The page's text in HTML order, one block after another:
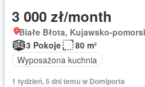
3 000 zł/month
Białe Błota, Kujawsko-
3 Pokoje
80 m²
Wyposażona kuchnia
1 tydzień, 5 dni temu w Domiporta